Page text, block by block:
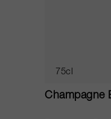
75cl
Champagne